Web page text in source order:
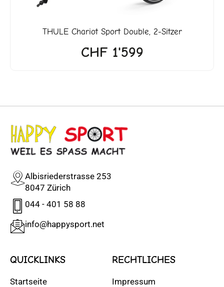
THULEChariot Sport Double, 2-Sitzer
CHF1'599
Albisriederstrasse 253
8047 Zürich
044 - 401 58 88
info@happysport.net
QUICKLINKS
Startseite
RECHTLICHES
Impressum